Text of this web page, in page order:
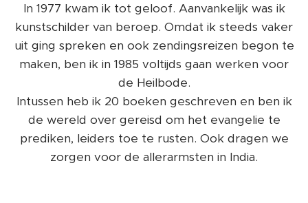
In 1977 kwam ik tot geloof. Aanvankelijk was ik
kunstschilder van beroep. Omdat ik steeds vaker
uit ging spreken en ook zendingsreizen begon te
maken, ben ik in 1985 voltijds gaan werken voor
de Heilbode.
Intussen heb ik 20 boeken geschreven en ben ik
de wereld over gereisd om het evangelie te
prediken, leiders toe te rusten. Ook dragen we
zorgen voor de allerarmsten in India.